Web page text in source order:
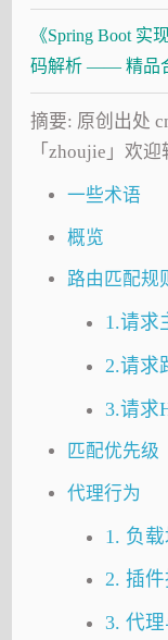
《Spring Boot 实
码解析 —— 精品
摘要: 原创出处
「zhoujie」欢
一些术语
概览
路由匹配规
1.请求
2.请求
3.请求
匹配优先级
代理行为
1. 负
2. 插
3. 代